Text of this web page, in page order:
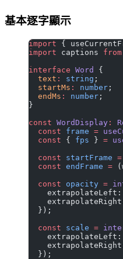
基本逐字顯示
import {
import captions from
interface Word
{
  text
: string ;
  startMs
: number ;
  endMs
: number ;
}
const WordDisplay :
  const
frame =
  const
{ fps } =
  const
startFrame =
  const
endFrame =
  const
opacity =
    extrapolateLeft:
  });
  const
scale =
    extrapolateLeft:
  });